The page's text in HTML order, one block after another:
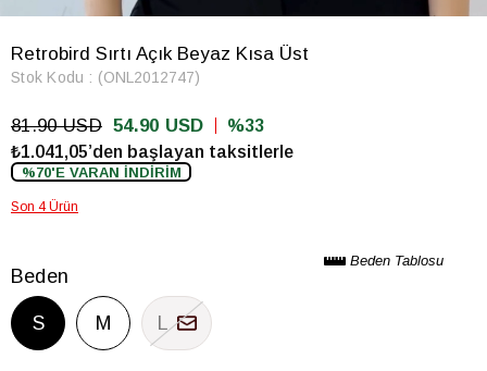
Retrobird Sırtı Açık Beyaz Kısa Üst
Stok Kodu (ONL2012747)
81.90 USD 54.90 USD
33
₺1.041,05’den başlayan taksitlerle
%70'E VARAN İNDİRİM
Son 4 Ürün
Beden Tablosu
Beden
S M L